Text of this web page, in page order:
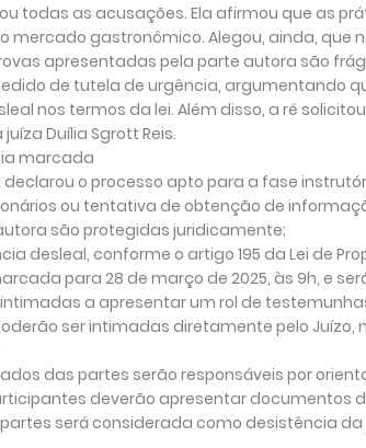
todas as acusações. Ela afirmou que as
mercado gastronômico. Alegou, ainda,
apresentadas pela parte autora são
de tutela de urgência, argumentando
nos termos da lei. Além disso, a ré
Duília Sgrott Reis.
marcada
o processo apto para a fase
ou tentativa de obtenção de
são protegidas juridicamente;
desleal, conforme o artigo 195 da Lei de
para 28 de março de 2025, às 9h, e
a apresentar um rol de
ser intimadas diretamente pelo Juízo,
das partes serão responsáveis por
deverão apresentar documentos
será considerada como desistência da